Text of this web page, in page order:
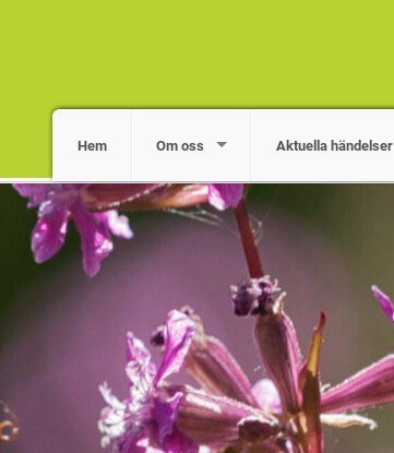
Hem Om oss Aktuella händelser